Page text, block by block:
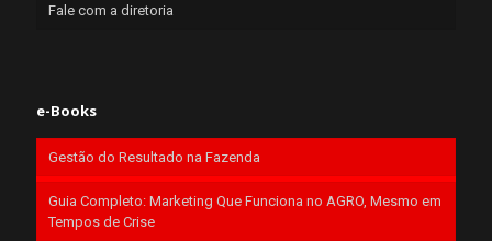
Fale com a diretoria
e-Books
Gestão do Resultado na Fazenda
Guia Completo: Marketing Que Funciona no AGRO, Mesmo em
Tempos de Crise